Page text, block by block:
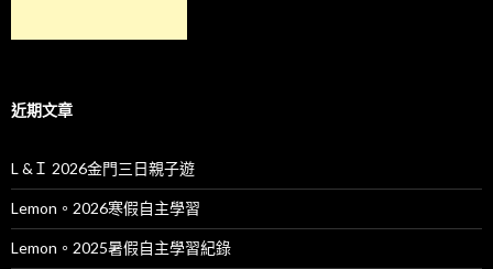
近期文章
L &Ｉ 2026金門三日親子遊
Lemon。2026寒假自主學習
Lemon。2025暑假自主學習紀錄